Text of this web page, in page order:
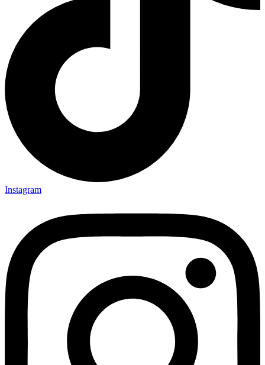
Instagram